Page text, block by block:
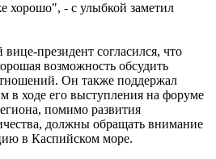
хорошо", - с улыбкой заметил
президент согласился, что
возможность обсудить
Он также поддержал
в ходе его выступления на форуме
помимо развития
должны обращать внимание
в Каспийском море.